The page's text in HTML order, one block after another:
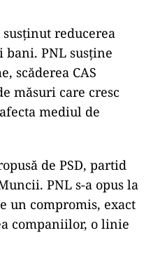
reducerea
PNL susține
scăderea CAS
măsuri care cresc
mediul de
de PSD, partid
PNL s-a opus la
un compromis, exact
companiilor, o linie